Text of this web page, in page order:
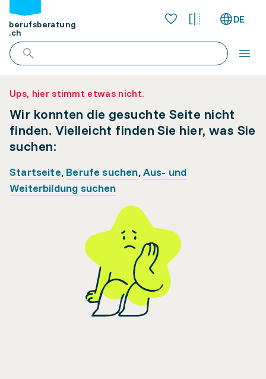
berufsberatung
.ch
DE
Ups, hier stimmt etwas nicht.
Wir konnten die gesuchte Seite nicht
finden. Vielleicht finden Sie hier, was Sie
suchen:
Startseite, Berufe suchen,Aus- und
Weiterbildung suchen